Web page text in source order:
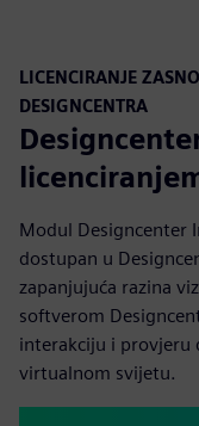
LICENCIRANJE
DESIGNCENTRA
Modul Designcenter
dostupan u
zapanjujuća razina
softverom
interakciju i provjeru
virtualnom svijetu.